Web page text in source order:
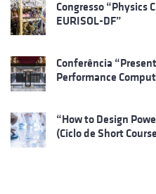
Congresso “Physics
EURISOL-DF”
Conferência
Performance
“How to Design
(Ciclo de Short